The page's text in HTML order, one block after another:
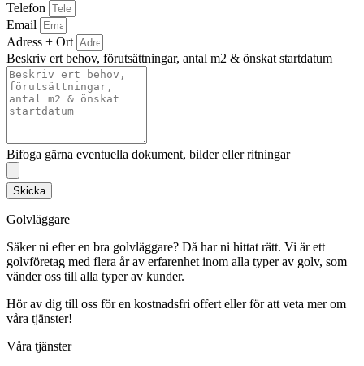
Telefon
Email
Adress + Ort
Beskriv ert behov, förutsättningar, antal m2 & önskat startdatum
Bifoga gärna eventuella dokument, bilder eller ritningar
Skicka
Golvläggare
Säker ni efter en bra golvläggare? Då har ni hittat rätt. Vi är ett
golvföretag med flera år av erfarenhet inom alla typer av golv, som
vänder oss till alla typer av kunder.
Hör av dig till oss för en kostnadsfri offert eller för att veta mer om
våra tjänster!
Våra tjänster